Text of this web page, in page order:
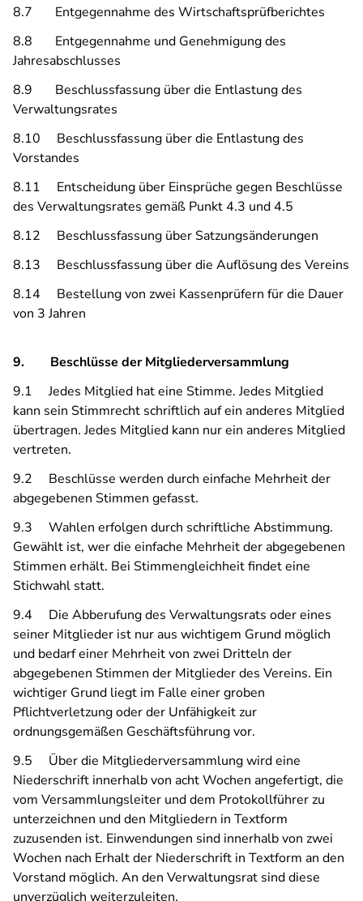
8.7 Entgegennahme des Wirtschaftsprüfberichtes
8.8 Entgegennahme und Genehmigung des
Jahresabschlusses
8.9 Beschlussfassung über die Entlastung des
Verwaltungsrates
8.10 Beschlussfassung über die Entlastung des
Vorstandes
8.11 Entscheidung über Einsprüche gegen Beschlüsse
des Verwaltungsrates gemäß Punkt 4.3 und 4.5
8.12 Beschlussfassung über Satzungsänderungen
8.13 Beschlussfassung über die Auflösung des Vereins
8.14 Bestellung von zwei Kassenprüfern für die Dauer
von 3 Jahren
9. Beschlüsse der Mitgliederversammlung
9.1 Jedes Mitglied hat eine Stimme. Jedes Mitglied
kann sein Stimmrecht schriftlich auf ein anderes Mitglied
übertragen. Jedes Mitglied kann nur ein anderes Mitglied
vertreten.
9.2 Beschlüsse werden durch einfache Mehrheit der
abgegebenen Stimmen gefasst.
9.3 Wahlen erfolgen durch schriftliche Abstimmung.
Gewählt ist, wer die einfache Mehrheit der abgegebenen
Stimmen erhält. Bei Stimmengleichheit findet eine
Stichwahl statt.
9.4 Die Abberufung des Verwaltungsrats oder eines
seiner Mitglieder ist nur aus wichtigem Grund möglich
und bedarf einer Mehrheit von zwei Dritteln der
abgegebenen Stimmen der Mitglieder des Vereins. Ein
wichtiger Grund liegt im Falle einer groben
Pflichtverletzung oder der Unfähigkeit zur
ordnungsgemäßen Geschäftsführung vor.
9.5 Über die Mitgliederversammlung wird eine
Niederschrift innerhalb von acht Wochen angefertigt, die
vom Versammlungsleiter und dem Protokollführer zu
unterzeichnen und den Mitgliedern in Textform
zuzusenden ist. Einwendungen sind innerhalb von zwei
Wochen nach Erhalt der Niederschrift in Textform an den
Vorstand möglich. An den Verwaltungsrat sind diese
unverzüglich weiterzuleiten.